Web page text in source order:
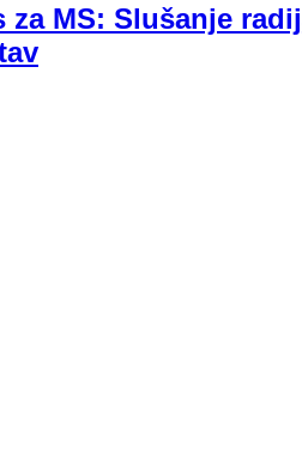
za MS: Slušanje